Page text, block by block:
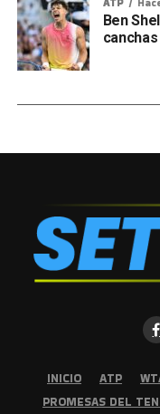
Ben
canchas
INICIO ATP
PROMESAS DEL